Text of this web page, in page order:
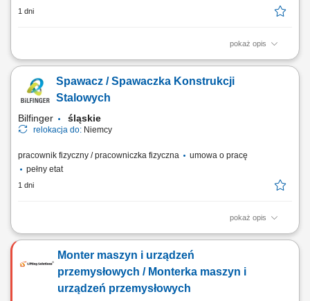
1 dni
pokaż opis
The position includes international assembly, installation, and service
Mechanical assembly and installation of machines and industrial
equipment; Installation of mechanical components, steel structures,
Spawacz / Spawaczka Konstrukcji
Stalowych
Bilfinger śląskie
relokacja do: Niemcy
pracownik fizyczny / pracowniczka fizyczna
umowa o pracę
pełny etat
1 dni
pokaż opis
Opis stanowiska: Spawanie konstrukcji stalowych oraz elementów
materiałów do spawania zgodnie z dokumentacją techniczną.
Wykonywanie napraw maszyn i urządzeń pracujących na placach
budowy. Diagnozowanie oraz usuwanie usterek układów...
Monter maszyn i urządzeń
przemysłowych / Monterka maszyn i
urządzeń przemysłowych